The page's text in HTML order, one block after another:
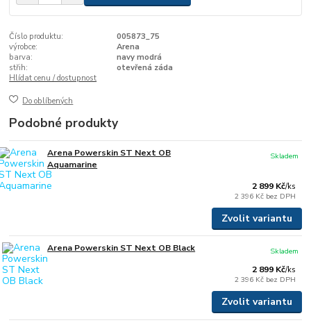
Číslo produktu:
005873_75
výrobce:
Arena
barva:
navy modrá
střih:
otevřená záda
Hlídat cenu / dostupnost
Do oblíbených
Podobné produkty
Arena Powerskin ST Next OB
Aquamarine
2 899 Kč/ks
2 396 Kč bez DPH
Skladem
Zvolit variantu
Arena Powerskin ST Next OB Black
2 899 Kč/ks
2 396 Kč bez DPH
Skladem
Zvolit variantu